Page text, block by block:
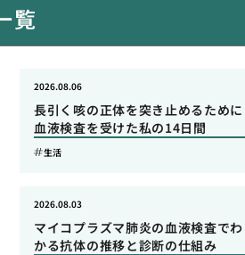
覧
長引く咳の正体を突き止めるために
血液検査を受けた私の14日間
2026.08.06
生活
マイコプラズマ肺炎の血液検査でわ
かる抗体の推移と診断の仕組み
2026.08.03